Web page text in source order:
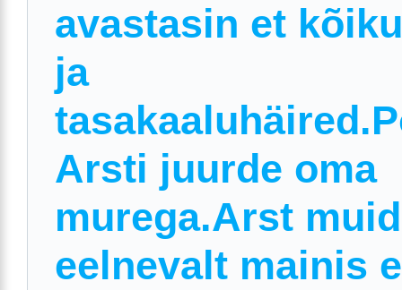
avastasin et
ja
Arsti juurde oma
murega.Arst
eelnevalt mainis